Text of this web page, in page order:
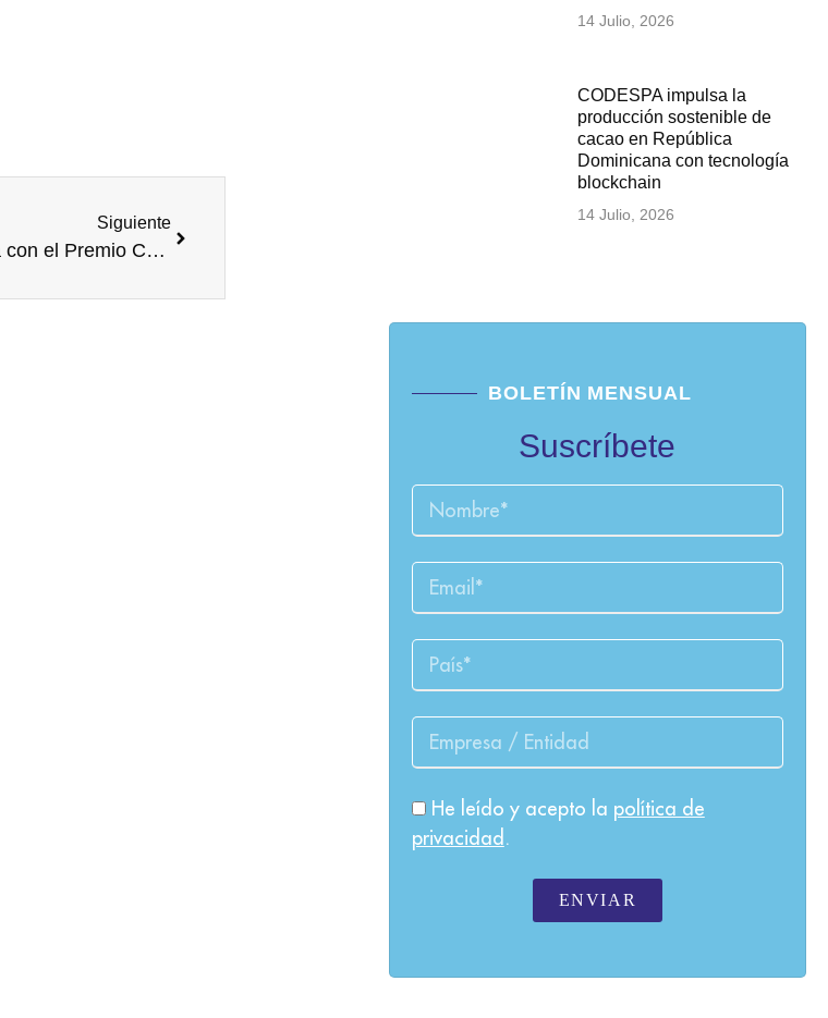
Siguiente
Acquajet, galardonada con el Premio CEA al ‘Voluntariado y Acción Social Empresarial de la Empresa Andaluza’
14 Julio, 2026
CODESPA impulsa la
producción sostenible de
cacao en República
Dominicana con tecnología
blockchain
14 Julio, 2026
BOLETÍN MENSUAL
Suscríbete
He leído y acepto la política de
privacidad .
ENVIAR